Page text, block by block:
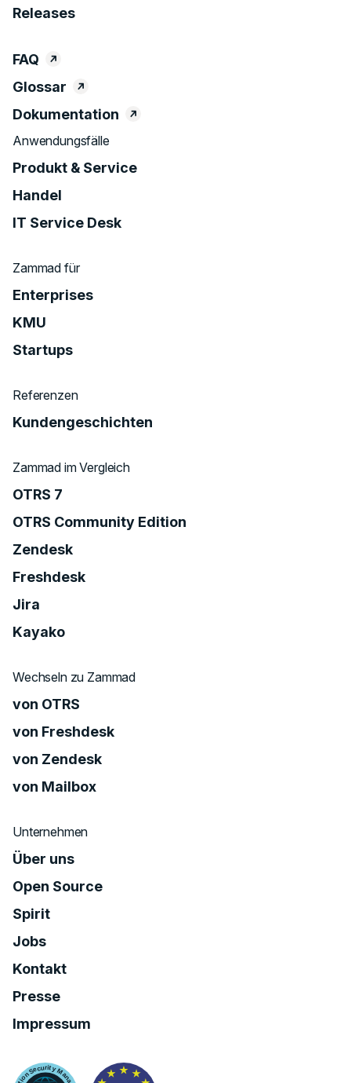
Releases
FAQ
Glossar
Dokumentation
Anwendungsfälle
Produkt & Service
Handel
IT Service Desk
Zammad für
Enterprises
KMU
Startups
Referenzen
Kundengeschichten
Zammad im Vergleich
OTRS 7
OTRS Community Edition
Zendesk
Freshdesk
Jira
Kayako
Wechseln zu Zammad
von OTRS
von Freshdesk
von Zendesk
von Mailbox
Unternehmen
Über uns
Open Source
Spirit
Jobs
Kontakt
Presse
Impressum